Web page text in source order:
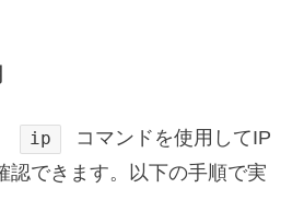
ip
コマンドを使用してIP
認できます。以下の手順で実